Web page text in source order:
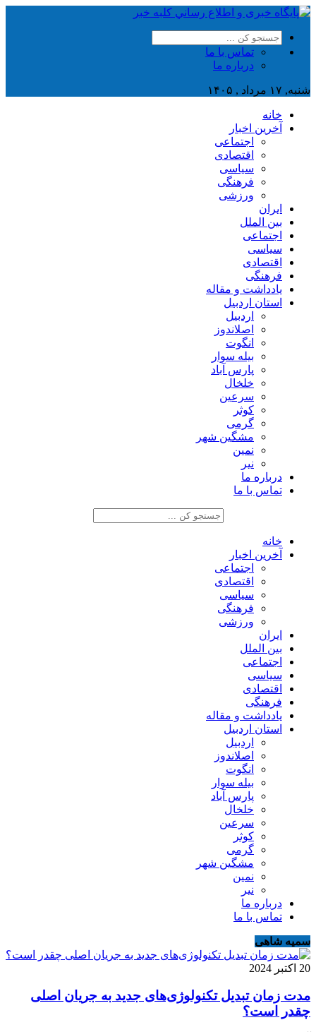
تماس با ما
درباره ما
شنبه, ۱۷ مرداد , ۱۴۰۵
خانه
آخرین اخبار
اجتماعی
اقتصادی
سیاسی
فرهنگی
ورزشی
ایران
بین الملل
اجتماعی
سیاسی
اقتصادی
فرهنگی
یادداشت و مقاله
استان اردبیل
اردبیل
اصلاندوز
انگوت
بیله سوار
پارس آباد
خلخال
سرعین
کوثر
گرمی
مشگین شهر
نمین
نیر
درباره ما
تماس با ما
خانه
آخرین اخبار
اجتماعی
اقتصادی
سیاسی
فرهنگی
ورزشی
ایران
بین الملل
اجتماعی
سیاسی
اقتصادی
فرهنگی
یادداشت و مقاله
استان اردبیل
اردبیل
اصلاندوز
انگوت
بیله سوار
پارس آباد
خلخال
سرعین
کوثر
گرمی
مشگین شهر
نمین
نیر
درباره ما
تماس با ما
سمیه شاهی
20 اکتبر 2024
مدت زمان تبدیل تکنولوژی‌های جدید به جریان اصلی
چقدر است؟